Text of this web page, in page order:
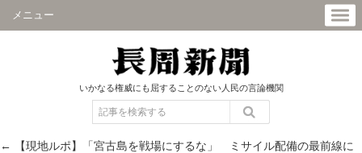
メニュー
いかなる権威にも屈することのない人民の言論機関
←
【現地ルポ】「宮古島を戦場にするな」 ミサイル配備の最前線に